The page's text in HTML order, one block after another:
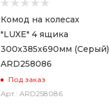
Комод на колесах
"LUXE" 4 ящика
300х385х690мм (Серый)
ARD258086
Под заказ
Арт.: ARD258086